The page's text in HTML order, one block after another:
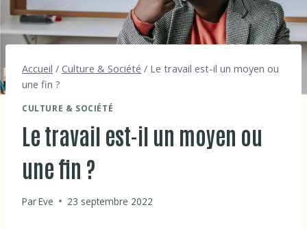
Accueil / Culture & Société / Le travail est-il un moyen ou
une fin ?
CULTURE & SOCIÉTÉ
Le travail est-il un moyen ou
une fin ?
ParEve 23 septembre 2022